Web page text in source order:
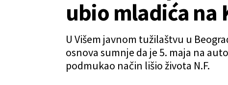
ubio mladića na
U Višem javnom tužilaštvu u
osnova sumnje da je 5. maja na
podmukao način lišio života N.F.